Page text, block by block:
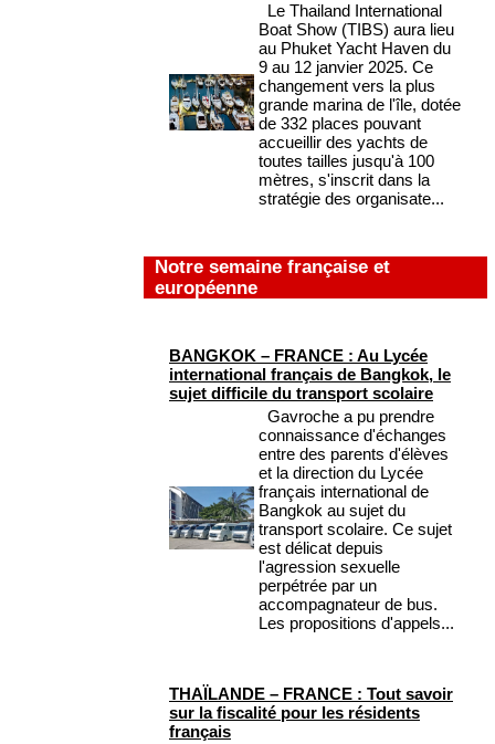
Le Thailand International
Boat Show (TIBS) aura lieu
au Phuket Yacht Haven du
9 au 12 janvier 2025. Ce
changement vers la plus
grande marina de l'île, dotée
de 332 places pouvant
accueillir des yachts de
toutes tailles jusqu'à 100
mètres, s'inscrit dans la
stratégie des organisate...
Notre semaine française et
européenne
BANGKOK – FRANCE : Au Lycée
international français de Bangkok, le
sujet difficile du transport scolaire
Gavroche a pu prendre
connaissance d'échanges
entre des parents d'élèves
et la direction du Lycée
français international de
Bangkok au sujet du
transport scolaire. Ce sujet
est délicat depuis
l'agression sexuelle
perpétrée par un
accompagnateur de bus.
Les propositions d'appels...
THAÏLANDE – FRANCE : Tout savoir
sur la fiscalité pour les résidents
français